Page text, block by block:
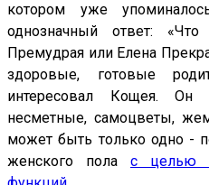
котором уже
однозначный ответ:
Премудрая или Елена
здоровые, готовые
интересовал Кощея. Он
несметные, самоцветы,
может быть только одно -
женского пола с целью